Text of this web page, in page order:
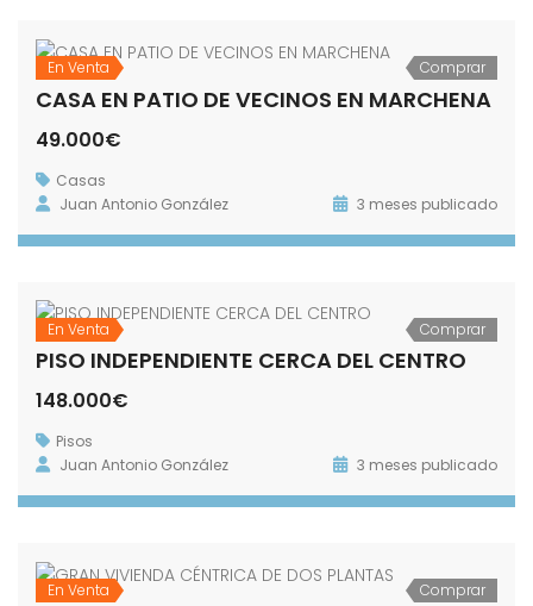
En Venta Comprar
CASA EN PATIO DE VECINOS EN MARCHENA
49.000€
Casas
Juan Antonio González
3 meses publicado
En Venta Comprar
PISO INDEPENDIENTE CERCA DEL CENTRO
148.000€
Pisos
Juan Antonio González
3 meses publicado
En Venta Comprar